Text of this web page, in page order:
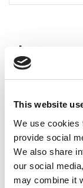
This website
We use cookies
provide social
We also share
our social
may combine it
Flaconi